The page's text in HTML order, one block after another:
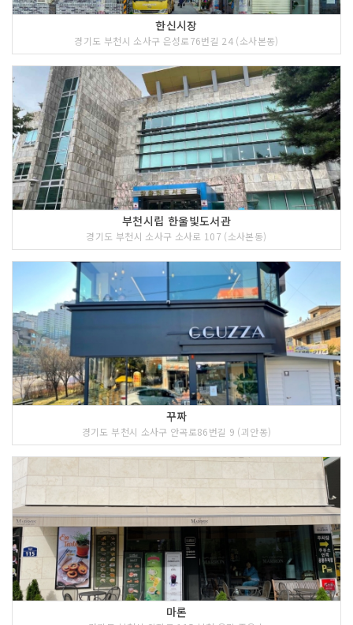
한신시장
경기도 부천시 소사구 은성로76번길 24 (소사본동)
부천시립 한울빛도서관
경기도 부천시 소사구 소사로 107 (소사본동)
꾸짜
경기도 부천시 소사구 안곡로86번길 9 (괴안동)
마론